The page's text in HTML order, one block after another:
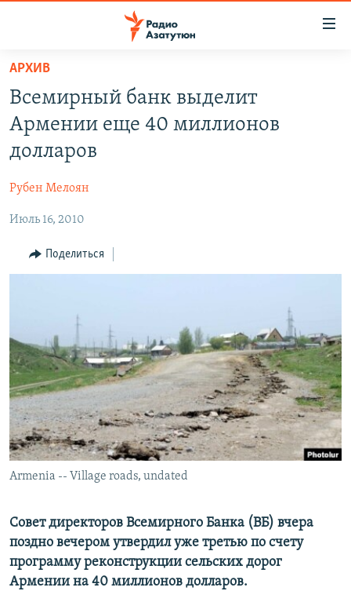
Перейти
основному
содержанию
Перейти
основной
навигации
Перейти
поиску
НОВОСТИ
ПОЛИТИКА
ЭКОНОМИКА
РЕГИОН
НАГОРНЫЙ КАРАБАХ
АРХИВ
Հայերեն
English
Русский
Все сайты Радио Азатутюн
АРХИВ
Всемирный банк выделит
Армении еще 40 миллионов
долларов
Рубен Мелоян
Июль 16, 2010
Поделиться
Armenia -- Village roads, undated
Совет директоров Всемирного Банка (ВБ) вчера
поздно вечером утвердил уже третью по счету
программу реконструкции сельских дорог
Армении на 40 миллионов долларов.